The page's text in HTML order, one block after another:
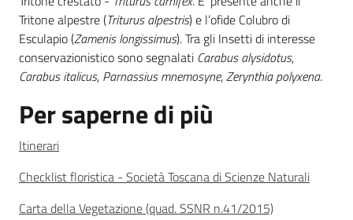
Tritone alpestre (Triturus alpestris) e l’ofide Colubro di
Esculapio (Zamenis longissimus). Tra gli Insetti di interesse
conservazionistico sono segnalati Carabus alysidotus,
Carabus italicus, Parnassius mnemosyne,Zerynthia polyxena.
Per saperne di più
Itinerari
Checklist floristica - Società Toscana di Scienze Naturali
Carta della Vegetazione (quad. SSNR n.41/2015)